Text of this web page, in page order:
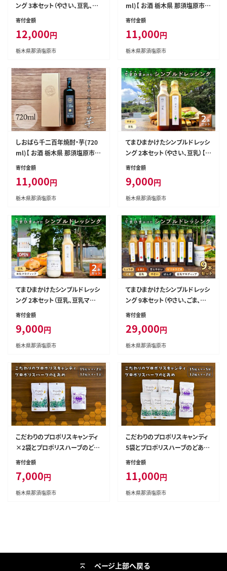
ング 3本セット（やさい、豆乳、豆
乳マヨディップ）【 調味料 栃木県
寄付金額
12,000円
栃木県那須塩原市
ml)【 お酒 栃木県 那須塩原市 】
ns049-004
寄付金額
11,000円
栃木県那須塩原市
しおばら千二百年焼酎・芋(720
ml)【 お酒 栃木県 那須塩原市 】
ns049-005
寄付金額
11,000円
栃木県那須塩原市
てまひまかけたシンプルドレッシ
ング 2本セット（やさい、豆乳）【
調味料 栃木県 那須塩原市 】 ns
寄付金額
9,000円
栃木県那須塩原市
てまひまかけたシンプルドレッシ
ング 2本セット（豆乳、豆乳マヨデ
ィップ）【 調味料 栃木県 那須塩
寄付金額
9,000円
栃木県那須塩原市
てまひまかけたシンプルドレッシ
ング 9本セット（やさい、ごま、しょ
うが、とまと、豆乳、ピリカラごま、
ップ）【 調味料 栃木県 那須塩原
市 】 ns037-006
寄付金額
29,000円
栃木県那須塩原市
こだわりのプロポリスキャンディ
×2袋とプロポリスハーブのどあ
め 【 栃木県 那須塩原市 】 ns05
寄付金額
7,000円
栃木県那須塩原市
こだわりのプロポリスキャンディ
5袋とプロポリスハーブのどあめ
2袋 【 栃木県 那須塩原市 】 ns0
寄付金額
11,000円
栃木県那須塩原市
ページ上部へ戻る